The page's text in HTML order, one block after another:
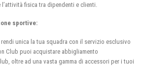
fisica tra dipendenti e clienti.
sportive:
unica la tua squadra con il servizio esclusivo
Club puoi acquistare abbigliamento
oltre ad una vasta gamma di accessori per i tuoi